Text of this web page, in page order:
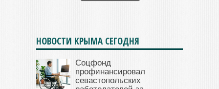
НОВОСТИ КРЫМА СЕГОДНЯ
Соцфонд
профинансировал
севастопольских